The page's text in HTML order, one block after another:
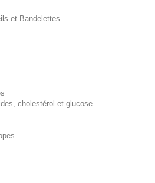
et Bandelettes
cholestérol et glucose